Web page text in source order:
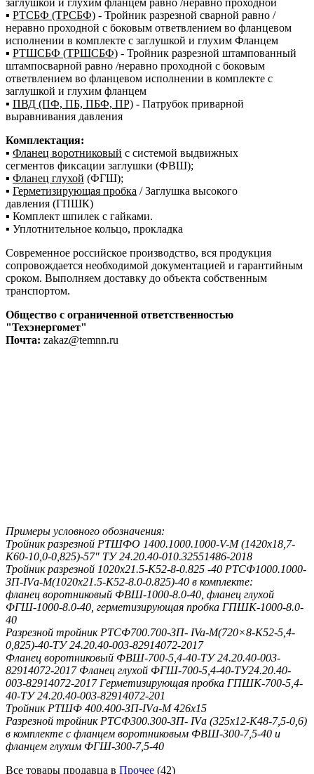
заглушкой и глухим фланцем равно /неравно проходной
▪ РТСБФ (ТРСБФ) - Тройник разрезной сварной равно /
неравно проходной с боковым ответвлением во фланцевом
исполнении в комплекте с заглушкой и глухим Фланцем
▪ РТШСБФ (ТРШСБФ) - Тройник разрезной штампованный
штампосварной равно /неравно проходной с боковым
ответвлением во фланцевом исполнении в комплекте с
заглушкой и глухим фланцем
▪ ПВД (ПФ, ПБ, ПБФ, ПР) - Патрубок приварной
выравнивания давления
Комплектация:
▪ Фланец воротниковый с системой выдвижных
сегментов фиксации заглушки (ФВШ);
▪ Фланец глухой (ФГШ);
▪ Герметизирующая пробка / Заглушка высокого
давления (ГПШК)
▪ Комплект шпилек с гайками.
▪ Уплотнительное кольцо, прокладка
Современное российское производство, вся продукция
сопровождается необходимой документацией и гарантийным
сроком. Выполняем доставку до объекта собственным
транспортом.
Общество с ограниченной ответственностью
"Техэнергомет"
Почта: zakaz@temnn.ru
Примеры условного обозначения:
Тройник разрезной РТШФО 1400.1000.1000-V-M (1420х18,7-
K60-10,0-0,825)-57" ТУ 24.20.40-010.32551486-2018
Тройник разрезной 1020x21.5-К52-8-0.825 -40 РТСФ1000.1000-
ЗП-IVа-М(1020х21.5-К52-8.0-0.825)-40 в комплекте:
фланец воротниковый ФВШ-1000-8.0-40, фланец глухой
ФГШ-1000-8.0-40, герметизирующая пробка ГПШК-1000-8.0-
40
Разрезной тройник РТСФ700.700-ЗП- IVa-М(720×8-К52-5,4-
0,825)-40-ТУ 24.20.40-003-82914072-2017
Фланец воротниковый ФВШ-700-5,4-40-ТУ 24.20.40-003-
82914072-2017 Фланец глухой ФГШ-700-5,4-40-ТУ24.20.40-
003-82914072-2017 Герметизирующая пробка ГПШК-700-5,4-
40-ТУ 24.20.40-003-82914072-201
Тройник РТШФ 400.400-ЗП-IVа-М 426х15
Разрезной тройник РТСФ300.300-ЗП- IVа (325х12-К48-7,5-0,6)
в комплекте с фланцем воротниковым ФВШ-300-7,5-40 и
фланцем глухим ФГШ-300-7,5-40
Все товары продавца в Прочее (42)